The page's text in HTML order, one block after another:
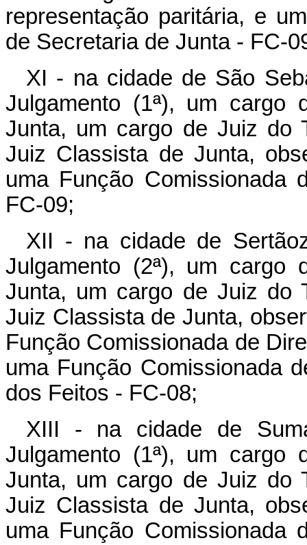
representação paritária, e
de Secretaria de Junta - FC-
XI - na cidade de São
Julgamento (1ª), um cargo
Junta, um cargo de Juiz do
Juiz Classista de Junta,
uma Função
FC-09;
XII - na cidade de
Julgamento (2ª), um cargo
Junta, um cargo de Juiz do
Juiz Classista de Junta,
Função Comissionada de
uma Função Comissionada
dos Feitos - FC-08;
XIII - na cidade de
Julgamento (1ª), um cargo
Junta, um cargo de Juiz do
Juiz Classista de Junta,
uma Função